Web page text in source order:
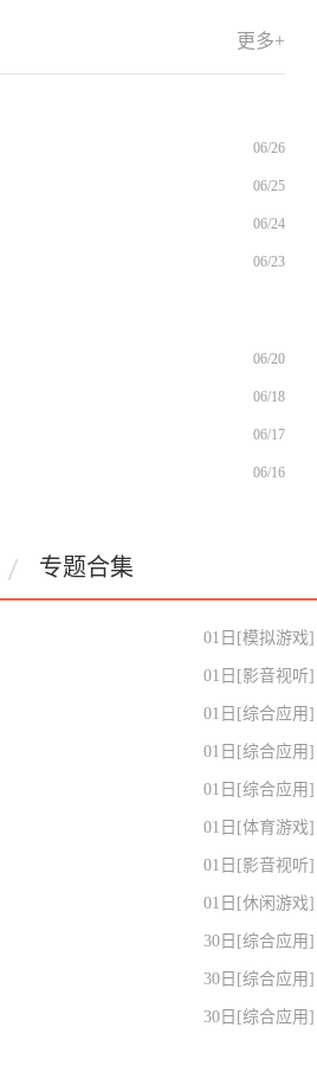
户就能随时随地听想听的歌曲。那
费下载即刻体验听书功
更多+
06/26
06/25
06/24
06/23
06/20
06/18
06/17
06/16
专题合集
01日 [模拟游戏]
01日 [影音视听]
01日 [综合应用]
01日 [综合应用]
01日 [综合应用]
01日 [体育游戏]
01日 [影音视听]
01日 [休闲游戏]
30日 [综合应用]
30日 [综合应用]
30日 [综合应用]